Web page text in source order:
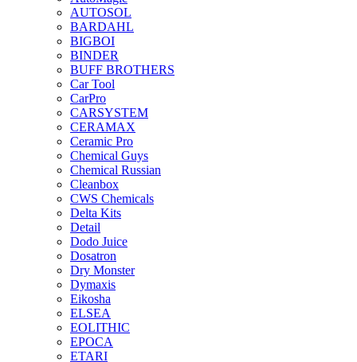
AUTOSOL
BARDAHL
BIGBOI
BINDER
BUFF BROTHERS
Car Tool
CarPro
CARSYSTEM
CERAMAX
Ceramic Pro
Chemical Guys
Chemical Russian
Cleanbox
CWS Chemicals
Delta Kits
Detail
Dodo Juice
Dosatron
Dry Monster
Dymaxis
Eikosha
ELSEA
EOLITHIC
EPOCA
ETARI